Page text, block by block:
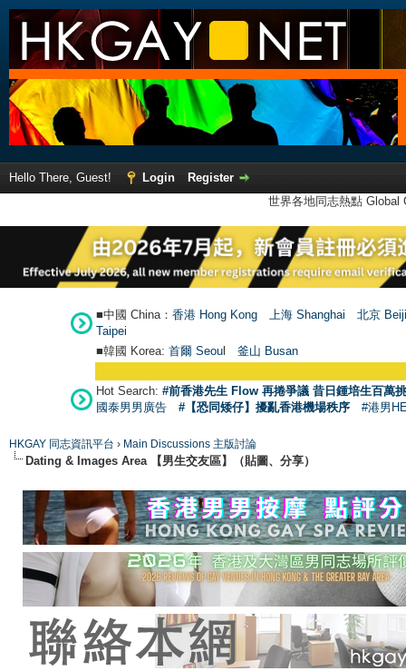
Hello There, Guest! Login
Register
世界各地同志熱點
■中國 China： 香港 Hong Kong 上海 Shanghai
北京
Taipei
■韓國 Korea: 首爾 Seoul 釜山 Busan
Hot Search: #前香港先生 Flow 再捲爭議 昔日鍾培生百萬
國泰男男廣告
#【恐同矮仔】擾亂香港機場秩序 #港男
HKGAY 同志資訊平台 › Main Discussions 主版討論
Dating & Images Area 【男生交友區】（貼圖、分享）